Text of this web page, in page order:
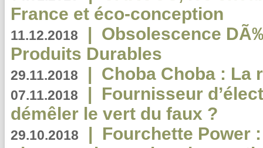
France et éco-conception
11.12.2018 | Obsolescence
Produits Durables
29.11.2018 | Choba Choba : La
07.11.2018 | Fournisseur
démêler le vert du faux ?
29.10.2018 | Fourchette Power